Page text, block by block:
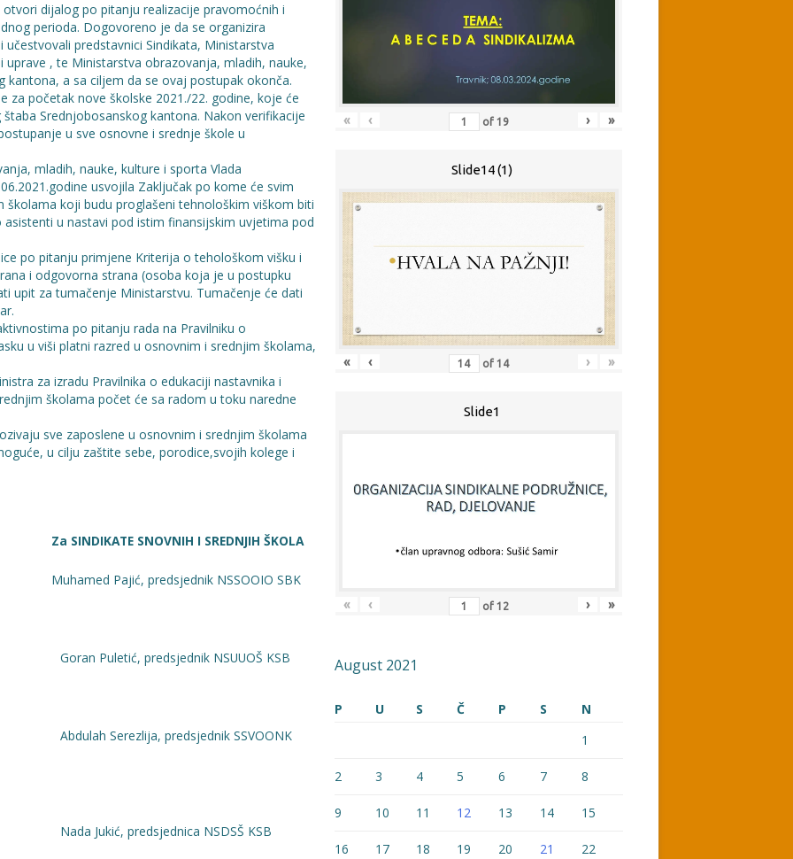
dijalog po pitanju realizacije pravomoćnih i
perioda. Dogovoreno je da se organizira
predstavnici Sindikata, Ministarstva
, te Ministarstva obrazovanja, mladih, nauke,
kantona, a sa ciljem da se ovaj postupak okonča.
za početak nove školske 2021./22. godine, koje će
Srednjobosanskog kantona. Nakon verifikacije
u sve osnovne i srednje škole u
mladih, nauke, kulture i sporta Vlada
usvojila Zaključak po kome će svim
školama koji budu proglašeni tehnološkim viškom biti
u nastavi pod istim finansijskim uvjetima pod
po pitanju primjene Kriterija o tehološkom višku i
i odgovorna strana (osoba koja je u postupku
upit za tumačenje Ministarstvu. Tumačenje će dati
po pitanju rada na Pravilniku o
u viši platni razred u osnovnim i srednjim školama,
za izradu Pravilnika o edukaciji nastavnika i
školama počet će sa radom u toku naredne
sve zaposlene u osnovnim i srednjim školama
u cilju zaštite sebe, porodice,svojih kolege i
SNOVNIH I SREDNJIH ŠKOLA
Pajić, predsjednik NSSOOIO SBK
NSUUOŠ KSB
predsjednik SSVOONK
NSDSŠ KSB
« ‹ of 19 › »
Slide14 (1)
« ‹ of 14 › »
Slide1
« ‹ of 12 › »
August 2021
P U S Č P S
N
1
2 3 4 5 6 7 8
9 10 11 12 13 14 15
16 17 18 19 20 21 22